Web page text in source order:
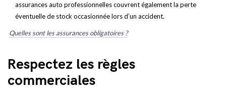
assurances auto professionnelles couvrent également la perte
éventuelle de stock occasionnée lors d’un accident.
Quelles sont les assurances obligatoires ?
Respectez les règles
commerciales